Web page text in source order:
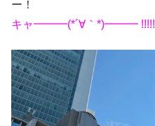
ー！
キャ━━━(*´∀｀*)━━━ !!!!!